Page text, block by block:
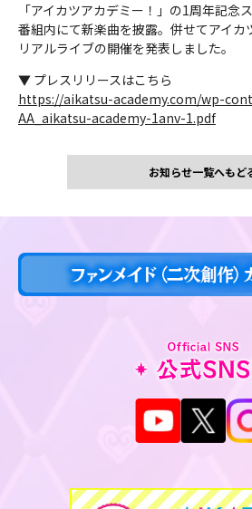
「アイカツアカデミー！」の1周年記念
番組内にて新楽曲を披露。併せてアイカ
リアルライブの開催を発表しました。
▼ プレスリリースはこちら
https://aikatsu-academy.com/wp-
AA_aikatsu-academy-1anv-1.pdf
お知らせ一覧へもど